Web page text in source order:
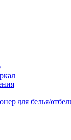
для белья/